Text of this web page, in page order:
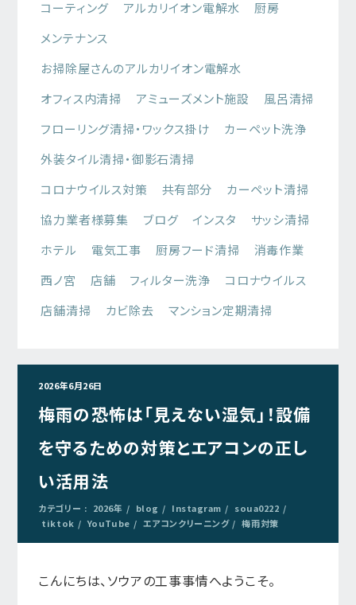
コーティング
アルカリイオン電解水
厨房
メンテナンス
お掃除屋さんのアルカリイオン電解水
オフィス内清掃
アミューズメント施設
風呂清掃
フローリング清掃・ワックス掛け
カーペット洗浄
外装タイル清掃・御影石清掃
コロナウイルス対策
共有部分
カーペット清掃
協力業者様募集
ブログ インスタ
サッシ清掃
ホテル
電気工事 厨房フード清掃
消毒作業
西ノ宮
店舗 フィルター洗浄
コロナウイルス
店舗清掃
カビ除去 マンション定期清掃
2026年6月26日
梅雨の恐怖は「見えない湿気」！設備
を守るための対策とエアコンの正し
い活用法
カテゴリー : 2026年 blog Instagram
soua0222
tiktok
YouTube エアコンクリーニング 梅雨対策
こんにちは、ソウアの工事事情へようこそ。